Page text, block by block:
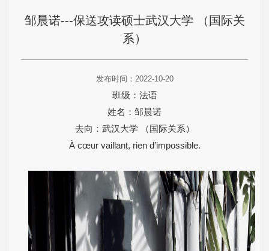
邹晨诺---保送攻读硕士武汉大学 （国际关
系）
发布时间：2022-10-20
班级：法语
姓名：邹晨诺
去向：武汉大学 （国际关系）
À cœur vaillant, rien d’impossible.